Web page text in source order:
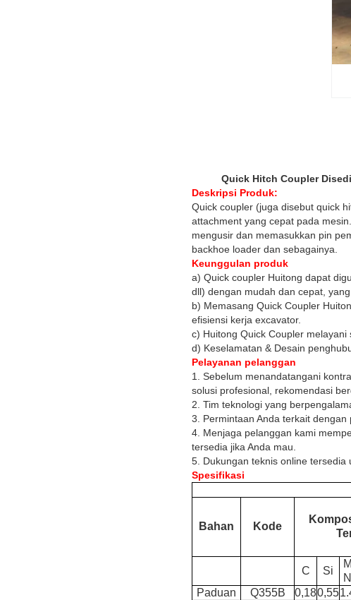
Quick Hitch Coupler
Deskripsi Produk:
Quick coupler (juga disebut quick
attachment yang cepat pada
mengusir dan memasukkan pin
backhoe loader dan sebagainya.
Keunggulan produk
a) Quick coupler Huitong dapat
dll) dengan mudah dan cepat,
b) Memasang Quick Coupler
efisiensi kerja excavator.
c) Huitong Quick Coupler
d) Keselamatan & Desain
Pelayanan pelanggan
1. Sebelum menandatangani
solusi profesional, rekomendasi
2. Tim teknologi yang
3. Permintaan Anda terkait
4. Menjaga pelanggan kami
tersedia jika Anda mau.
5. Dukungan teknis online
Spesifikasi
Bahan Kode
C Si
M
N
Paduan
Q355B 0,180,55